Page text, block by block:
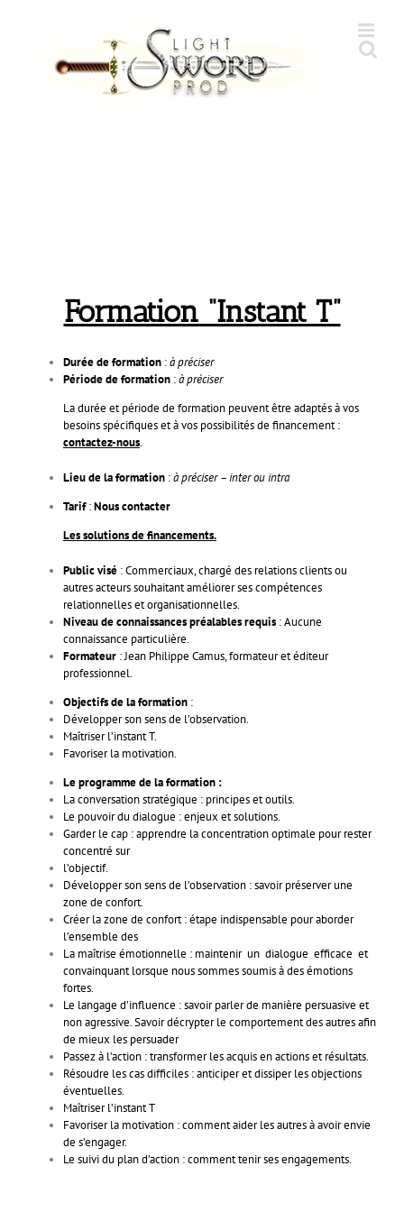
Formation “Instant T”
Durée de formation :à préciser
Période de formation :à préciser
La durée et période de formation peuvent être adaptés à vos
besoins spécifiques et à vos possibilités de financement :
contactez-nous.
Lieu de la formation :à préciser – inter ou intra
Tarif:Nous contacter
Les solutions de financements.
Public visé : Commerciaux, chargé des relations clients ou
autres acteurs souhaitant améliorer ses compétences
relationnelles et organisationnelles.
Niveau de connaissances préalables requis : Aucune
connaissance particulière.
Formateur : Jean Philippe Camus, formateur et éditeur
professionnel.
Objectifs de la formation :
Développer son sens de l’observation.
Maîtriser l’instant T.
Favoriser la motivation.
Le programme de la formation :
La conversation stratégique : principes et outils.
Le pouvoir du dialogue : enjeux et solutions.
Garder le cap : apprendre la concentration optimale pour rester
concentré sur
l’objectif.
Développer son sens de l’observation : savoir préserver une
zone de confort.
Créer la zone de confort : étape indispensable pour aborder
l’ensemble des
La maîtrise émotionnelle : maintenir un dialogue efficace et
convainquant lorsque nous sommes soumis à des émotions
fortes.
Le langage d’influence : savoir parler de manière persuasive et
non agressive. Savoir décrypter le comportement des autres afin
de mieux les persuader
Passez à l’action : transformer les acquis en actions et résultats.
Résoudre les cas difficiles : anticiper et dissiper les objections
éventuelles.
Maîtriser l’instant T
Favoriser la motivation : comment aider les autres à avoir envie
de s’engager.
Le suivi du plan d’action : comment tenir ses engagements.